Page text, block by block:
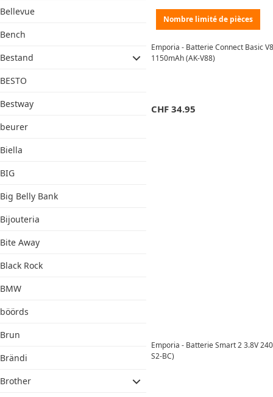
Bellevue
Bench
Bestand
BESTO
Bestway
beurer
Biella
BIG
Big Belly Bank
Bijouteria
Bite Away
Black Rock
BMW
böörds
Brun
Brändi
Brother
Nombre limité de pièces
Emporia - Batterie Connect Basic
1150mAh (AK-V88)
CHF 34.95
Emporia - Batterie Smart 2 3.8V
S2-BC)